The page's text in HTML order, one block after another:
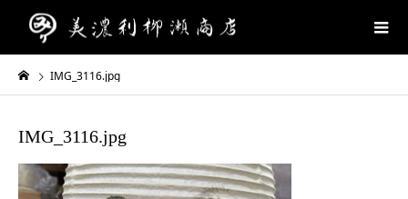
IMG_3116.jpg
IMG_3116.jpg